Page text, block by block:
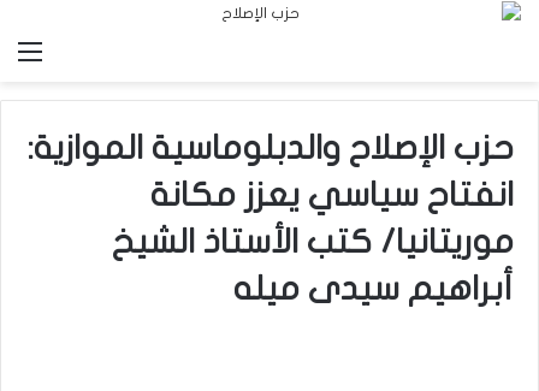
حزب الإصلاح والدبلوماسية الموازية:
انفتاح سياسي يعزز مكانة
موريتانيا/ كتب الأستاذ الشيخ
أبراهيم سيدى ميله